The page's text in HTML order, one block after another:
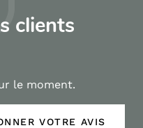
clients
le moment.
VOTRE AVIS